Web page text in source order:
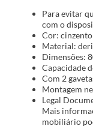
Para evitar
com o
Cor:
Material:
Dimensões:
Capacidade
Com 2
Montagem
Legal
Mais
mobiliário